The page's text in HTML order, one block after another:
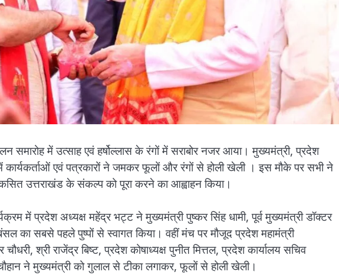
समारोह में उत्साह एवं हर्षोल्लास के रंगों में सराबोर नजर आया। मुख्यमंत्री, प्रदेश
कार्यकर्ताओं एवं पत्रकारों ने जमकर फूलों और रंगों से होली खेली । इस मौके पर सभी ने
उत्तराखंड के संकल्प को पूरा करने का आह्वाहन किया।
में प्रदेश अध्यक्ष महेंद्र भट्ट ने मुख्यमंत्री पुष्कर सिंह धामी, पूर्व मुख्यमंत्री डॉक्टर
का सबसे पहले पुष्पों से स्वागत किया। वहीं मंच पर मौजूद प्रदेश महामंत्री
श्री राजेंद्र बिष्ट, प्रदेश कोषाध्यक्ष पुनीत मित्तल, प्रदेश कार्यालय सचिव
ने मुख्यमंत्री को गुलाल से टीका लगाकर, फूलों से होली खेली।